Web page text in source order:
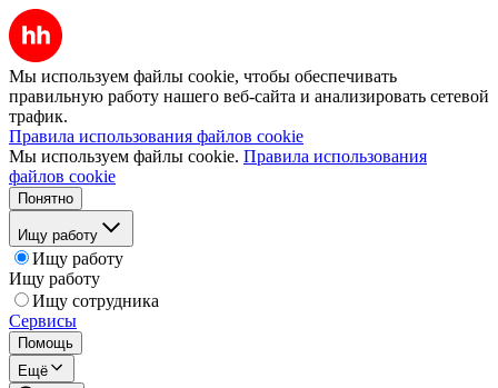
Мы используем файлы cookie, чтобы обеспечивать
правильную работу нашего веб-сайта и анализировать сетевой
трафик.
Правила использования файлов cookie
Мы используем файлы cookie. Правила использования
файлов cookie
Понятно
Ищу работу
Ищу работу
Ищу работу
Ищу сотрудника
Сервисы
Помощь
Ещё